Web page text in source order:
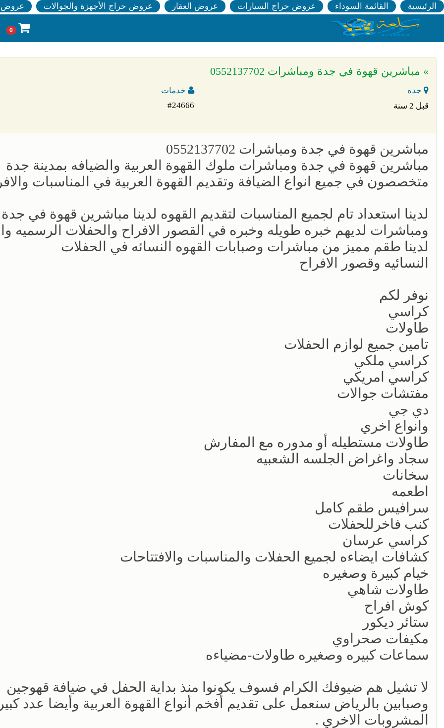
الرئيسية القائمة السوداء عروض حراج السيارات عروض العقار عروض حراج الأجهزة والجوالات عروض
0
» مباشرين قهوة في جدة ومباشرات 0552137702
جده
خدمات
قبل 2 سنة
#24666
مباشرين قهوة في جدة ومباشرات 0552137702
مباشرين قهوة في جدة ومباشرات ملوك القهوة العربية والضيافه بمدينة جدة
متخصصون في جميع انواع الضيافة وتقديم القهوة العربية في المناسبات
لدينا استعداد تام لجميع المناسبات لتقديم القهوه لدينا مباشرين قهوة في جدة
ومباشرات لديهم خبره طويله وخبره في القصور الافراح والحفلات الرسميه
لدينا طقم مميز من مباشرات وصبابات القهوه النسائه في الحفلات
النسائيه وقصور الافراح
نوفر لكم
كراسي
طاولات
تامين جميع لوازم الحفلات
كراسي ملكي
كراسي امريكي
مفتشات جوالات
دي جي
وانواع اخري
طاولات مستطيله أو مدوره مع المفارش
سجاد واغراض الجلسه الشعبيه
سخانات
اطعمه
سرافيس طقم كامل
كنب فاخرللحفلات
كراسي عرسان
كشافات ايضاءه لجميع الحفلات والمناسبات والافتتاحات
خيام كبيرة وصغيره
طاولات شاهي
كوش افراح
ستائر ديكور
مكيفات صحراوي
سماعات كبيره وصغيره طاولات-مضياءه
لا تشيل هم ضيوفك الكرام فسوف يكونوا منذ بداية الحفل في ضيافة قهوجين
وصبابين بالرياض سنعمل على تقديم أفخم أنواع القهوة العربية وأيضا عدد
المشروبات الاخري .